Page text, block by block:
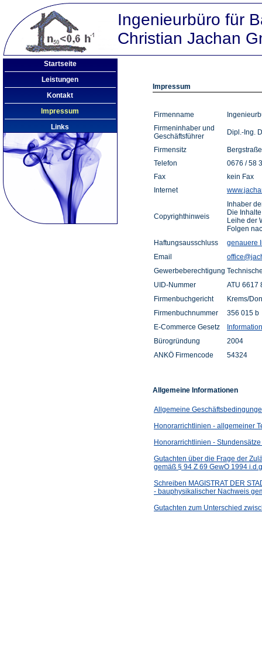
Ingenieurbüro für
Christian Jachan
Startseite
Leistungen
Kontakt
Impressum
Links
Impressum
Firmenname
Firmeninhaber und
Geschäftsführer
Dipl.-Ing.
Firmensitz
Telefon
0676 / 58
Fax
kein Fax
Internet
Copyrighthinweis
Inhaber
Die
Leihe der
Folgen
Haftungsausschluss
genauere
Email
Gewerbeberechtigung
UID-Nummer
ATU 6617
Firmenbuchgericht
Krems/
Firmenbuchnummer
356 015 b
E-Commerce Gesetz
Bürogründung
2004
ANKÖ Firmencode
54324
Allgemeine Informationen
Allgemeine
Honorarrichtlinien - allgemeiner
Honorarrichtlinien -
Gutachten über die Frage der
gemäß § 94 Z 69 GewO 1994
Schreiben MAGISTRAT DER
- bauphysikalischer Nachweis
Gutachten zum Unterschied